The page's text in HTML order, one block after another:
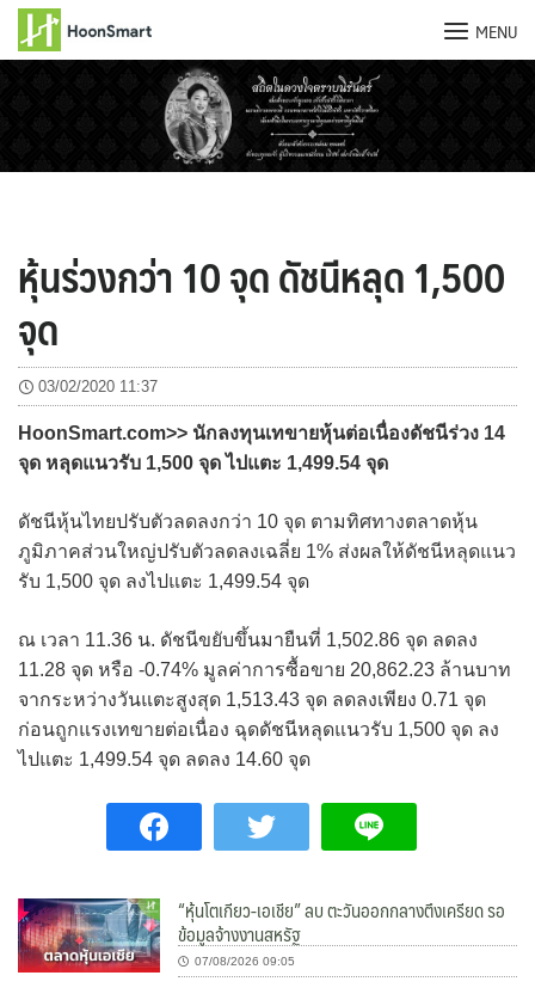
MENU
หุ้นร่วงกว่า 10 จุด ดัชนีหลุด 1,500
จุด
03/02/2020 11:37
HoonSmart.com>> นักลงทุนเทขายหุ้นต่อเนื่องดัชนีร่วง 14
จุด หลุดแนวรับ 1,500 จุด ไปแตะ 1,499.54 จุด
ดัชนีหุ้นไทยปรับตัวลดลงกว่า 10 จุด ตามทิศทางตลาดหุ้น
ภูมิภาคส่วนใหญ่ปรับตัวลดลงเฉลี่ย 1% ส่งผลให้ดัชนีหลุดแนว
รับ 1,500 จุด ลงไปแตะ 1,499.54 จุด
ณ เวลา 11.36 น. ดัชนีขยับขึ้นมายืนที่ 1,502.86 จุด ลดลง
11.28 จุด หรือ -0.74% มูลค่าการซื้อขาย 20,862.23 ล้านบาท
จากระหว่างวันแตะสูงสุด 1,513.43 จุด ลดลงเพียง 0.71 จุด
ก่อนถูกแรงเทขายต่อเนื่อง ฉุดดัชนีหลุดแนวรับ 1,500 จุด ลง
ไปแตะ 1,499.54 จุด ลดลง 14.60 จุด
“หุ้นโตเกียว-เอเชีย” ลบ ตะวันออกกลางตึงเครียด รอ
ข้อมูลจ้างงานสหรัฐ
07/08/2026 09:05